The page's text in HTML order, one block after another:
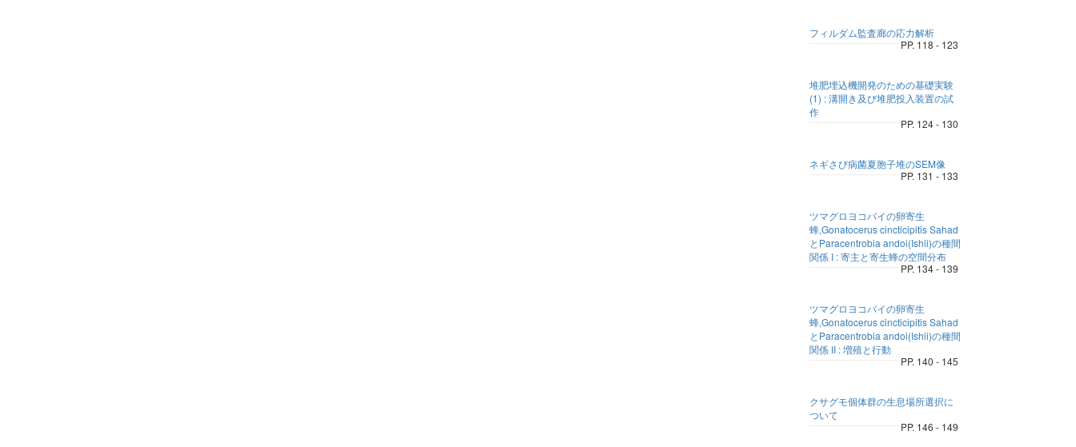
フィルダム監査廊の応力解析
PP. 118 - 123
堆肥埋込機開発のための基礎実験
(1) : 溝開き及び堆肥投入装置の試
作
PP. 124 - 130
ネギさび病菌夏胞子堆のSEM像
PP. 131 - 133
ツマグロヨコバイの卵寄生
蜂,Gonatocerus cincticipitis Sahad
とParacentrobia andoi(Ishii)の種間
関係 I : 寄主と寄生蜂の空間分布
PP. 134 - 139
ツマグロヨコバイの卵寄生
蜂,Gonatocerus cincticipitis Sahad
とParacentrobia andoi(Ishii)の種間
関係 II : 増殖と行動
PP. 140 - 145
クサグモ個体群の生息場所選択に
ついて
PP. 146 - 149